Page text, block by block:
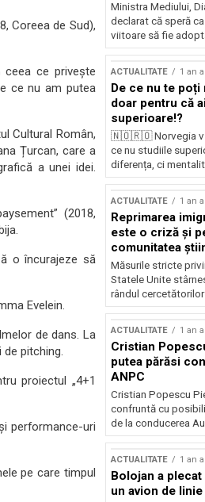
Coreea de Sud),
ceea ce privește
ce nu am putea
Cultural Român,
Țurcan, care a
a unei idei.
(2018,
o încurajeze să
Evelein.
de dans. La
pitching.
proiectul „4+1
performance-uri
pe care timpul
Ministra Mediului,
declarat că speră
viitoare să fie
ACTUALITATE 1 an
De ce nu te poți
doar pentru că
superioare!?
🇳🇴🇷🇴 Norvegia
ce nu studiile
diferența, ci
ACTUALITATE 1 an
Reprimarea
este o criză și
comunitatea
Măsurile stricte
Statele Unite
rândul
ACTUALITATE 1 an
Cristian
putea părăsi
ANPC
Cristian Popescu
confruntă cu
de la conducerea
ACTUALITATE 1 an
Bolojan a
un avion de linie